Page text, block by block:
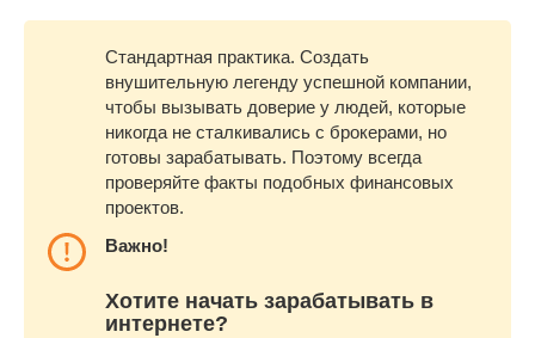
Стандартная практика. Создать
внушительную легенду успешной компании,
чтобы вызывать доверие у людей, которые
никогда не сталкивались с брокерами, но
готовы зарабатывать. Поэтому всегда
проверяйте факты подобных финансовых
проектов.
Важно!
Хотите начать зарабатывать в
интернете?